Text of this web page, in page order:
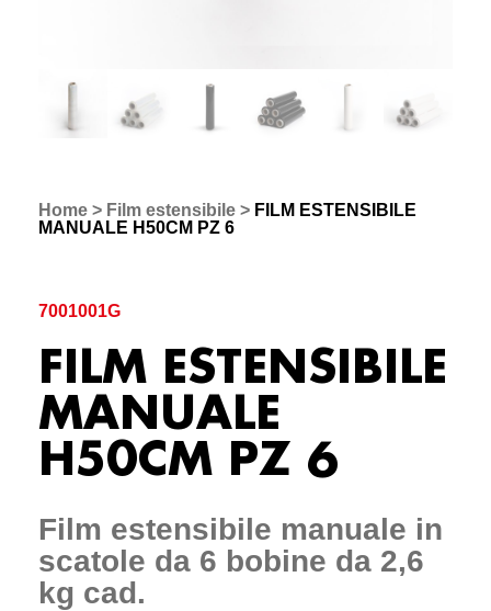
Home > Film estensibile > FILM ESTENSIBILE
MANUALE H50CM PZ 6
7001001G
FILM ESTENSIBILE
MANUALE
H50CM PZ 6
Film estensibile manuale in
scatole da 6 bobine da 2,6
kg cad.